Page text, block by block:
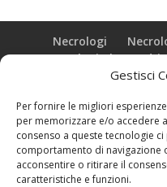
Gestisci
Per fornire le migliori
per memorizzare e/o accedere
consenso a queste tecnologie
comportamento di navigazione
acconsentire o ritirare il
caratteristiche e funzioni.
Necrologi
Necrologi
Realizzazione grafica e
Casale